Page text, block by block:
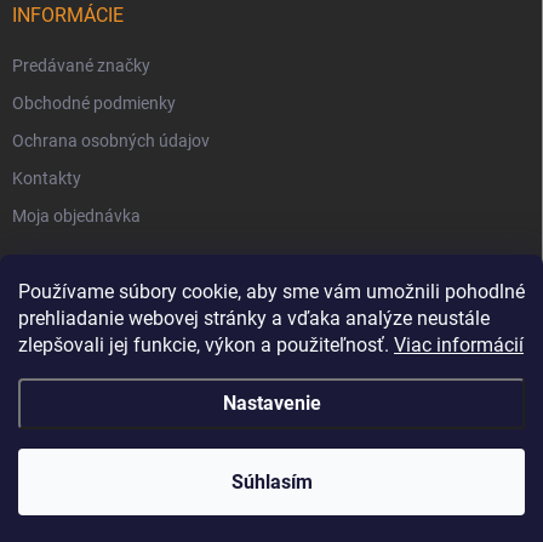
Používame súbory cookie, aby sme vám umožnili pohodlné
prehliadanie webovej stránky a vďaka analýze neustále
zlepšovali jej funkcie, výkon a použiteľnosť. Viac informácií
Nastavenie
Súhlasím
INFORMÁCIE
Predávané značky
Obchodné podmienky
Ochrana osobných údajov
Kontakty
Moja objednávka
Svet Krbov . Všetky práva vyhradené.